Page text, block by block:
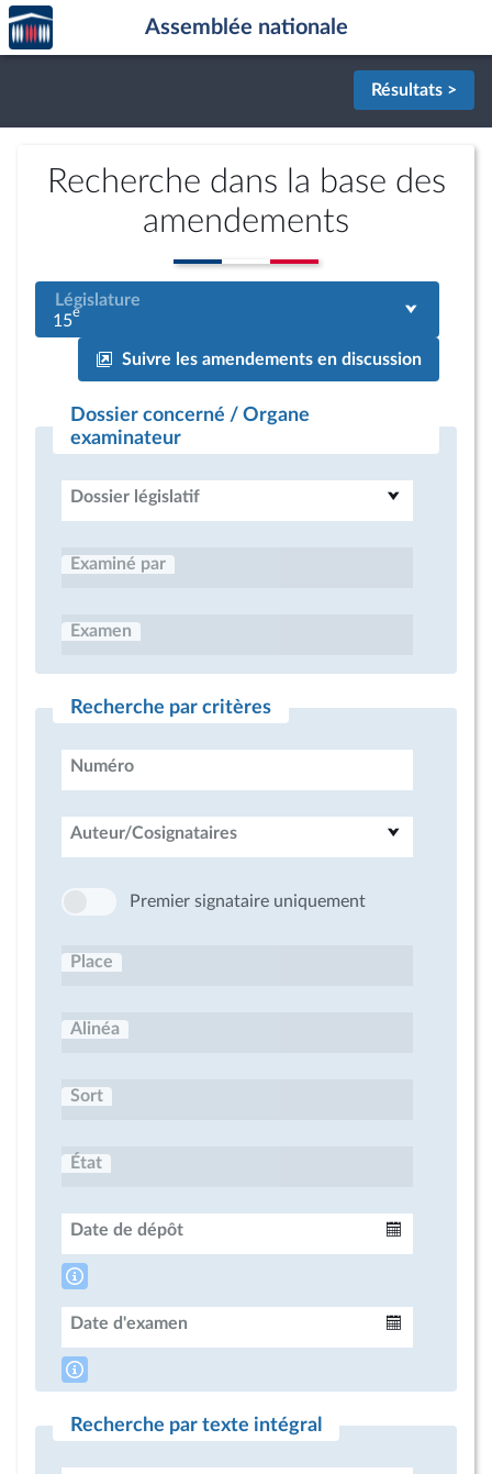
Aller au contenu
Aller en bas de la page
Accèder
à la
page
Assemblée nationale
Résultats >
Recherche dans la base des
amendements
Législature
15e
Suivre les amendements en discussion
Dossier concerné / Organe
examinateur
Dossier législatif
Examiné par
Examen
Recherche par critères
Numéro
Auteur/Cosignataires
Premier signataire uniquement
Place
Alinéa
Sort
État
Date de dépôt
Date d'examen
Recherche par texte intégral